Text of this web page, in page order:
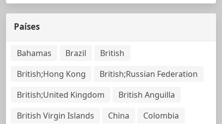
Países
Bahamas Brazil
British
British;Hong Kong
British;Russian Federation
British;United Kingdom
British Anguilla
British Virgin Islands
China
Colombia